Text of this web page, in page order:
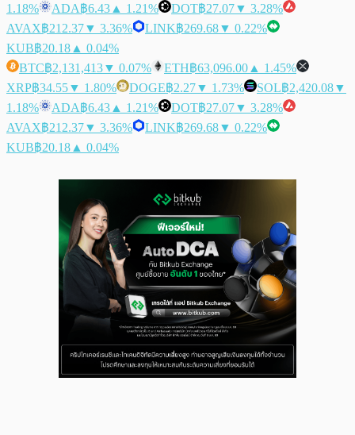
1.18%
ADA฿6.43 ▲ 1.21% DOT฿27.07▼ 3.28%
AVAX฿212.37▼ 3.36% LINK฿269.68▼ 0.22%
KUB฿20.18 ▲ 0.04%
BTC฿2,131,413▼ 0.07% ETH฿63,096.00 ▲ 1.45%
XRP฿34.55▼ 1.80% DOGE฿2.27▼ 1.73% SOL฿2,420.08▼
1.18%
ADA฿6.43 ▲ 1.21% DOT฿27.07▼ 3.28%
AVAX฿212.37▼ 3.36% LINK฿269.68▼ 0.22%
KUB฿20.18 ▲ 0.04%